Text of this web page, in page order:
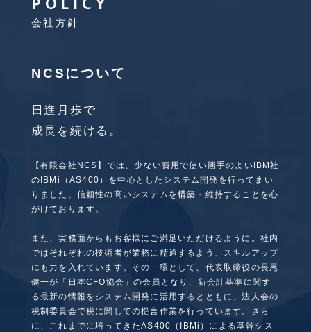
会社方針
NCSについて
日進月歩で
成長を続ける。
【有限会社NCS】では、少ない費用で使い勝手のよいIBM社
のIBMi（AS400）を中心としたシステム開発を行ってまい
りました。信頼性の高いシステムを構築・維持することを心
がけております。
また、実務面からもお客様にご満足いただけるように。社内
ではそれぞれの技術者が業務に精通するよう、スキルアップ
にも力を入れています。その一環として、代表取締役の長尾
健一が「日本CFO協会」の会員となり、新会計基準に関す
る最新の情報をシステム開発に活用するとともに、法人会の
税制委員会で税に関しての提言作業を行っています。さら
に、これまでに培ってきたAS400（IBMi）による基幹シス